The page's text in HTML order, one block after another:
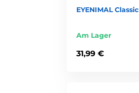
EYENIMAL
Am Lager
31,99 €